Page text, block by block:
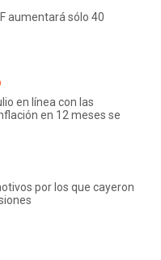
aumentará sólo 40
en línea con las
en 12 meses se
por los que cayeron